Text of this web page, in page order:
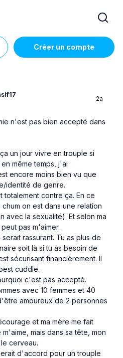
Créer un compte
2a
n'est pas bien accepté dans
un jour vivre en trouple si
même temps, j'ai
encore moins bien vu que
identité de genre.
totalement contre ça. En ce
chum on est dans une relation
avec la sexualité). Et selon ma
pas m'aimer.
rassurant. Tu as plus de
soit là si tu as besoin de
sécurisant financièrement. Il
cuddle.
c'est pas accepté.
avec 10 femmes et 40
amoureux de 2 personnes
et ma mère me fait
mais dans sa tête, mon
cerveau.
d'accord pour un trouple